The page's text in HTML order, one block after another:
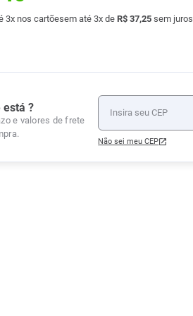
Lenços e Toalhas
Tiras para TesteTalcos
3x nos cartõesem até 3x de R$ 37,25 sem juros
está ?
e valores de frete
Não sei meu CEP